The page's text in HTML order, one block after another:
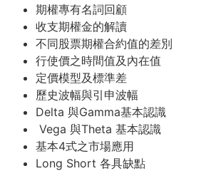
期權專有名詞回顧
收支期權金的解讀
不同股票期權合約值的差別
行使價之時間值及內在值
定價模型及標準差
歷史波幅與引申波幅
Delta 與Gamma基本認識
Vega 與Theta 基本認識
基本4式之市場應用
Long Short 各具缺點